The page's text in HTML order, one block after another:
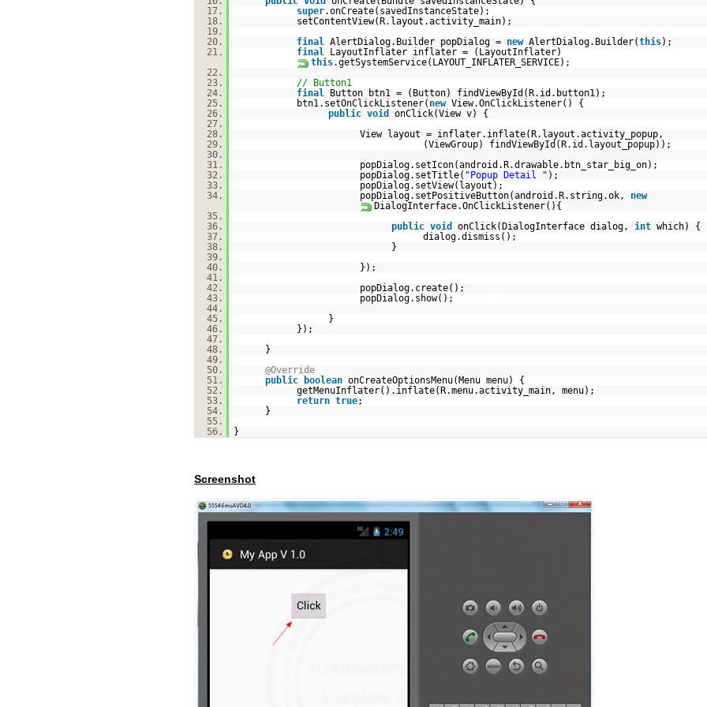
17.
super.onCreate(savedInstanceState);
18.
setContentView(R.layout.activity_main);
19.
20.
final AlertDialog.Builder popDialog = new AlertDialog.Builder(this);
21.
final
LayoutInflater inflater = (LayoutInflater)
this.getSystemService(LAYOUT_INFLATER_SERVICE);
22.
23.
// Button1
24.
final
Button btn1 = (Button) findViewById(R.id.button1);
25.
btn1.setOnClickListener( new View.OnClickListener() {
26.
public void
onClick(View v) {
27.
28.
View layout = inflater.inflate(R.layout.activity_popup,
29.
(ViewGroup)
30.
31.
popDialog.setIcon(android.R.drawable.btn_star_big_on);
32.
popDialog.setTitle( "Popup Detail " );
33.
popDialog.setView(layout);
34.
popDialog.setPositiveButton(android.R.string.ok,
new
DialogInterface.OnClickListener(){
35.
36.
public void onClick(DialogInterface dialog, int which) {
37.
dialog.dismiss();
38.
}
39.
40.
});
41.
42.
popDialog.create();
43.
popDialog.show();
44.
45.
}
46.
});
47.
48.
}
49.
50.
@Override
51.
public boolean onCreateOptionsMenu(Menu menu) {
52.
getMenuInflater().inflate(R.menu.activity_main, menu);
53.
return true;
54.
}
55.
56.
}
Screenshot